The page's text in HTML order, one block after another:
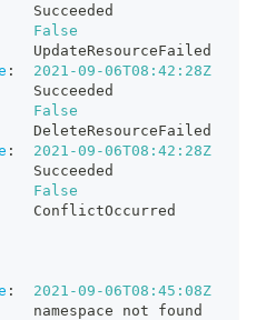
Succeeded
False
UpdateResourceFailed
:
2021-09-06T08:42:28Z
Succeeded
False
DeleteResourceFailed
:
2021-09-06T08:42:28Z
Succeeded
False
ConflictOccurred
:
2021-09-06T08:45:08Z
namespace not found